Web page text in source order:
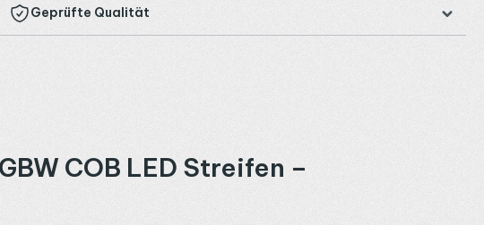
Geprüfte Qualität
COB LED Streifen –